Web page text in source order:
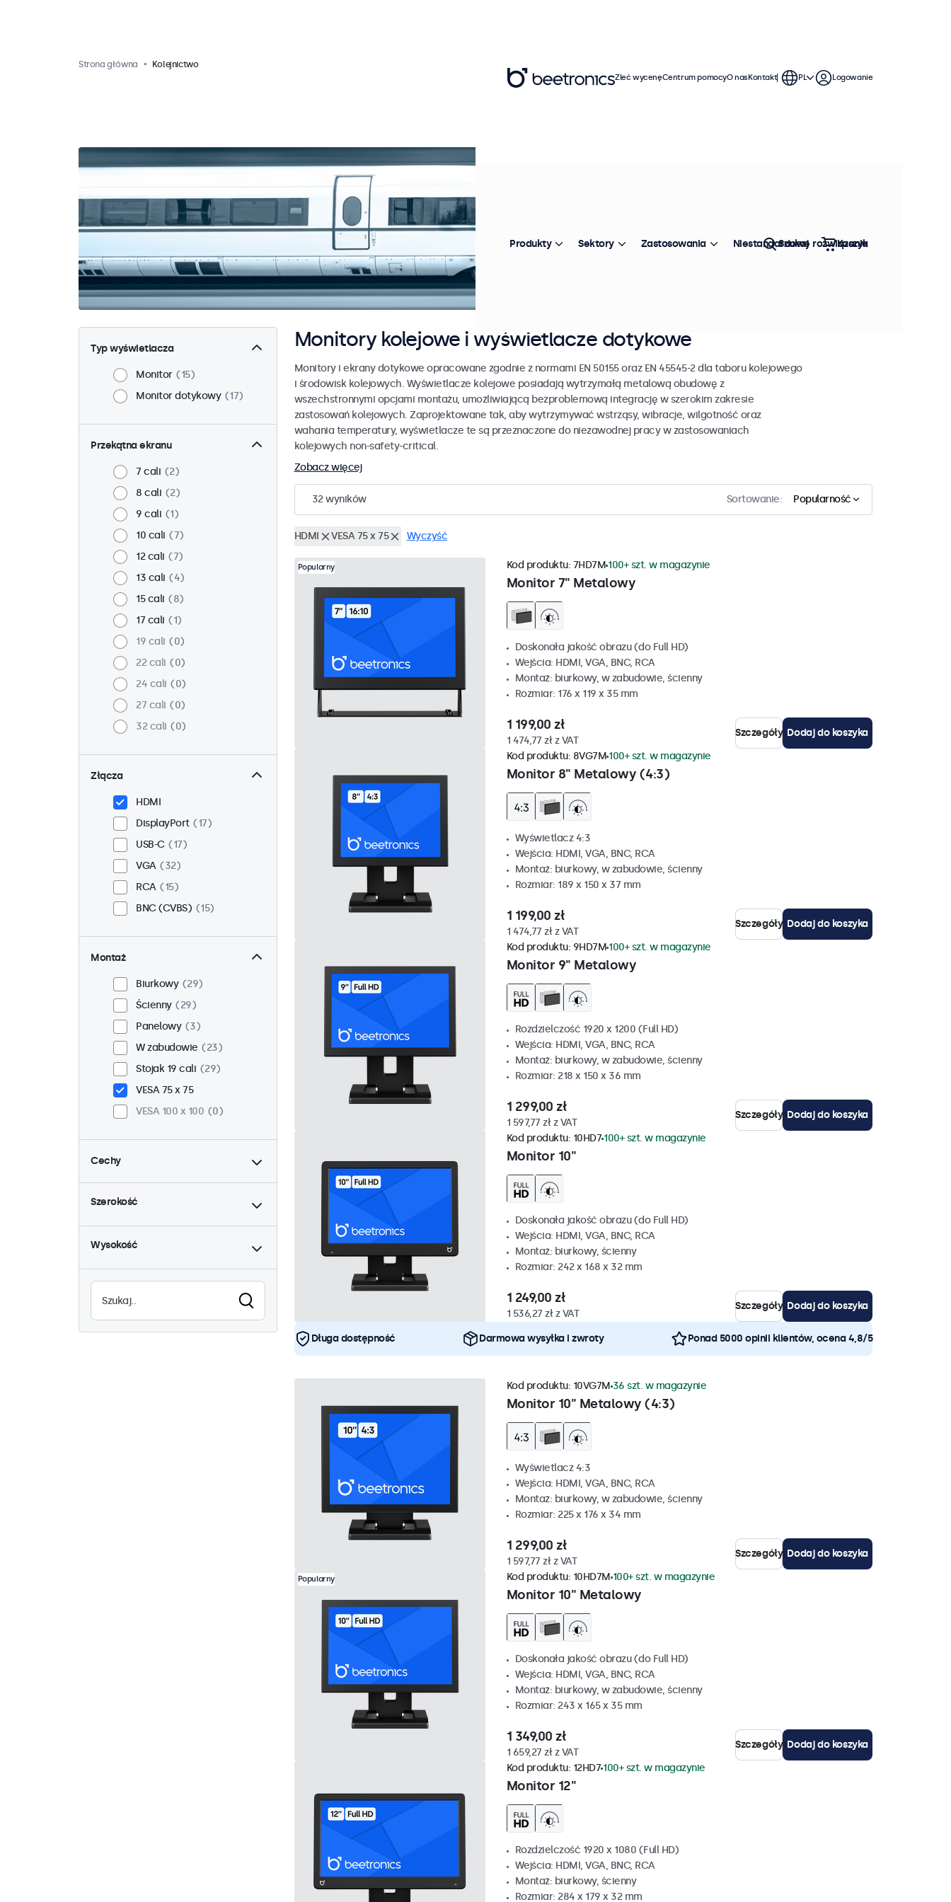
Strona główna Kolejnictwo
Typ wyświetlacza
Monitor
15
Monitor dotykowy
17
Przekątna ekranu
7 cali
2
8 cali
2
9 cali
1
10 cali
7
12 cali
7
13 cali
4
15 cali
8
17 cali
1
19 cali
0
22 cali
0
24 cali
0
27 cali
0
32 cali
0
Złącza
HDMI
DisplayPort
17
USB-C
17
VGA
32
RCA
15
BNC (CVBS)
15
Montaż
Biurkowy
29
Ścienny
29
Panelowy
3
W zabudowie
23
Stojak 19 cali
29
VESA 75 x 75
VESA 100 x 100
0
Cechy
4:3 / 5:4
9
9-36 woltów
Ściemnianie
32
Odtwarzacz multimedialny
Wysoka jasność
3
Wodoodporność (IP65)
Szerokość
Wysokość
Monitory kolejowe i wyświetlacze dotykowe
Monitory i ekrany dotykowe opracowane zgodnie z normami EN 50155 oraz EN 45545-2 dla taboru kolejowego
i środowisk kolejowych. Wyświetlacze kolejowe posiadają wytrzymałą metalową obudowę z
wszechstronnymi opcjami montażu, umożliwiającą bezproblemową integrację w szerokim zakresie
zastosowań kolejowych. Zaprojektowane tak, aby wytrzymywać wstrząsy, wibracje, wilgotność oraz
wahania temperatury, wyświetlacze te są przeznaczone do niezawodnej pracy w zastosowaniach
kolejowych non-safety-critical.
Zobacz więcej
32wyników Sortowanie: Popularność
HDMI VESA 75 x 75 Wyczyść
Popularny
Monitor 7" Metalowy
Kod produktu: 7HD7M 100+ szt. w magazynie
Doskonała jakość obrazu (do Full HD)
Wejścia: HDMI, VGA, BNC, RCA
Montaż: biurkowy, w zabudowie, ścienny
Rozmiar: 176 x 119 x 35 mm
1 199,00 zł
1 474,77 zł z VAT
Szczegóły Dodaj do koszyka
Monitor 8" Metalowy (4:3)
Kod produktu: 8VG7M 100+ szt. w magazynie
Wyświetlacz 4:3
Wejścia: HDMI, VGA, BNC, RCA
Montaż: biurkowy, w zabudowie, ścienny
Rozmiar: 189 x 150 x 37 mm
1 199,00 zł
1 474,77 zł z VAT
Szczegóły Dodaj do koszyka
Monitor 9" Metalowy
Kod produktu: 9HD7M 100+ szt. w magazynie
Rozdzielczość 1920 x 1200 (Full HD)
Wejścia: HDMI, VGA, BNC, RCA
Montaż: biurkowy, w zabudowie, ścienny
Rozmiar: 218 x 150 x 36 mm
1 299,00 zł
1 597,77 zł z VAT
Szczegóły Dodaj do koszyka
Monitor 10"
Kod produktu: 10HD7 100+ szt. w magazynie
Doskonała jakość obrazu (do Full HD)
Wejścia: HDMI, VGA, BNC, RCA
Montaż: biurkowy, ścienny
Rozmiar: 242 x 168 x 32 mm
1 249,00 zł
1 536,27 zł z VAT
Szczegóły Dodaj do koszyka
Długa dostępność Darmowa wysyłka i zwroty Ponad 5000 opinii klientów, ocena 4,8/5
Monitor 10" Metalowy (4:3)
Kod produktu: 10VG7M 36 szt. w magazynie
Wyświetlacz 4:3
Wejścia: HDMI, VGA, BNC, RCA
Montaż: biurkowy, w zabudowie, ścienny
Rozmiar: 225 x 176 x 34 mm
1 299,00 zł
1 597,77 zł z VAT
Szczegóły Dodaj do koszyka
Popularny
Monitor 10" Metalowy
Kod produktu: 10HD7M 100+ szt. w magazynie
Doskonała jakość obrazu (do Full HD)
Wejścia: HDMI, VGA, BNC, RCA
Montaż: biurkowy, w zabudowie, ścienny
Rozmiar: 243 x 165 x 35 mm
1 349,00 zł
1 659,27 zł z VAT
Szczegóły Dodaj do koszyka
Monitor 12"
Kod produktu: 12HD7 100+ szt. w magazynie
Rozdzielczość 1920 x 1080 (Full HD)
Wejścia: HDMI, VGA, BNC, RCA
Montaż: biurkowy, ścienny
Rozmiar: 284 x 179 x 32 mm
Zleć wycenęCentrum pomocyO nasKontakt PL Logowanie
Produkty Sektory Zastosowania Niestandardowe rozwiązania
Szukaj Koszyk